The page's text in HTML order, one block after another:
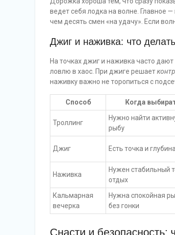
ведет себя лодка на волне. Главное —
чем десять смен «на удачу». Если
Джиг и наживка: что
На точках джиг и наживка часто
ловлю в хаос. При джиге решает
наживку важно не торопиться с
Способ Когда
Троллинг
Нужно найти
рыбу
Джиг Есть точка и глубина
Наживка
Нужен стабильный
отдых
Кальмарная
вечерка
Нужна спокойная
без гонки
Снасти и безопасность: